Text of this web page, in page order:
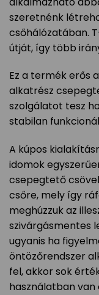
szeretnénk
csőhálózatában.
útját, így több
Ez a termék erős
alkatrész
szolgálatot tesz
stabilan
A kúpos
idomok
csepegtető
csőre, mely így
meghúzzuk az
szivárgásmentes
ugyanis ha
öntözőrendszer
fel, akkor sok
használatban van